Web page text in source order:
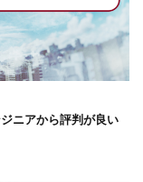
ニアから評判が良い